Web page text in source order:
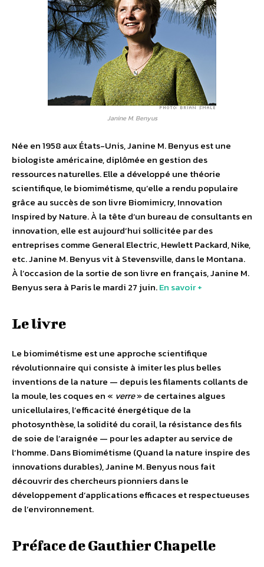
Janine M. Benyus
Née en 1958 aux États-Unis, Janine M. Benyus est une
biologiste américaine, diplômée en gestion des
ressources naturelles. Elle a développé une théorie
scientifique, le biomimétisme, qu’elle a rendu populaire
grâce au succès de son livre Biomimicry, Innovation
Inspired by Nature. À la tête d’un bureau de consultants en
innovation, elle est aujourd’hui sollicitée par des
entreprises comme General Electric, Hewlett Packard, Nike,
etc. Janine M. Benyus vit à Stevensville, dans le Montana.
À l’occasion de la sortie de son livre en français, Janine M.
Benyus sera à Paris le mardi 27 juin.En savoir +
Le livre
Le biomimétisme est une approche scientifique
révolutionnaire qui consiste à imiter les plus belles
inventions de la nature — depuis les filaments collants de
la moule, les coques en « verre» de certaines algues
unicellulaires, l’efficacité énergétique de la
photosynthèse, la solidité du corail, la résistance des fils
de soie de l’araignée — pour les adapter au service de
l’homme. Dans Biomimétisme (Quand la nature inspire des
innovations durables), Janine M. Benyus nous fait
découvrir des chercheurs pionniers dans le
développement d’applications efficaces et respectueuses
de l’environnement.
Préface de Gauthier Chapelle